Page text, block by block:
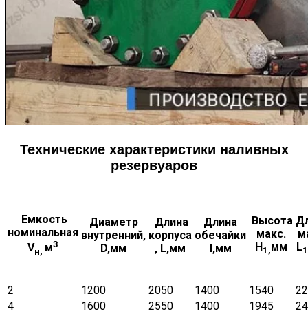
Технические характеристики наливных
резервуаров
Емкость
номинальная
Vн, м3
Диаметр
внутренний,
D,мм
Длина
корпуса
, L,мм
Длина
обечайки
l,мм
Высота
макс.
H1,мм
L
2 1200 2050 1400 1540
4
1600 2550 1400 1945